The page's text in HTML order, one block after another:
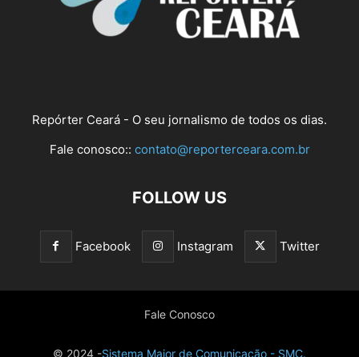
Repórter Ceará - O seu jornalismo de todos os dias.
Fale conosco:: contato@reporterceara.com.br
FOLLOW US
Facebook Instagram Twitter
Fale Conosco
© 2024 -Sistema Maior de Comunicação - SMC.